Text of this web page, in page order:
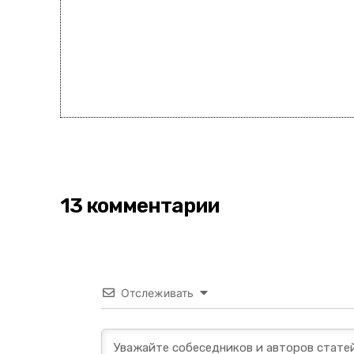
13 комментарии
Отслеживать